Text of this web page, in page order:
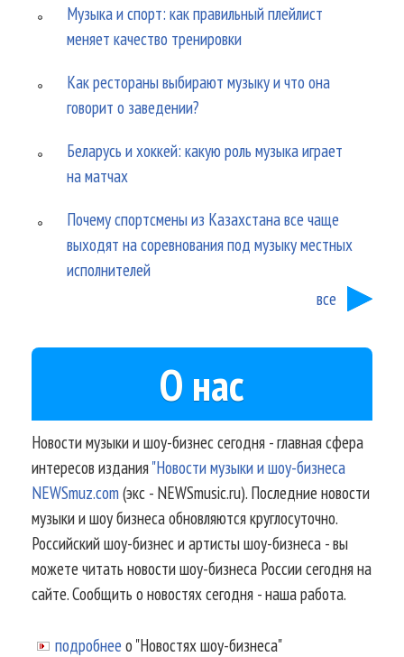
Музыка и спорт: как правильный плейлист
меняет качество тренировки
Как рестораны выбирают музыку и что она
говорит о заведении?
Беларусь и хоккей: какую роль музыка играет
на матчах
Почему спортсмены из Казахстана все чаще
выходят на соревнования под музыку местных
исполнителей
все
О нас
Новости музыки и шоу-бизнес сегодня - главная сфера
интересов издания"Новости музыки и шоу-бизнеса
NEWSmuz.com(экс - NEWSmusic.ru). Последние новости
музыки и шоу бизнеса обновляются круглосуточно.
Российский шоу-бизнес и артисты шоу-бизнеса - вы
можете читать новости шоу-бизнеса России сегодня на
сайте. Сообщить о новостях сегодня - наша работа.
подробнее о "Новостях шоу-бизнеса"